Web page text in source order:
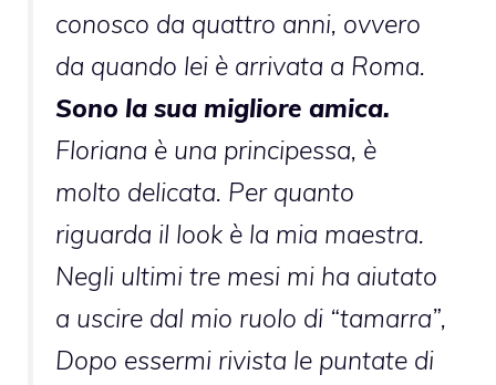
conosco da quattro anni, ovvero
da quando lei è arrivata a Roma.
Sono la sua migliore amica.
Floriana è una principessa, è
molto delicata. Per quanto
riguarda il look è la mia maestra.
Negli ultimi tre mesi mi ha aiutato
a uscire dal mio ruolo di “tamarra”,
Dopo essermi rivista le puntate di